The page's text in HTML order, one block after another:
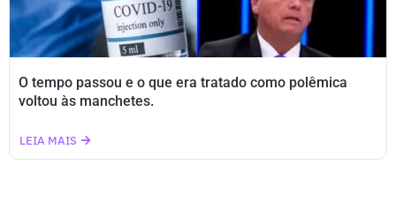
O tempo passou e o que era tratado como polêmica
voltou às manchetes.
LEIA MAIS